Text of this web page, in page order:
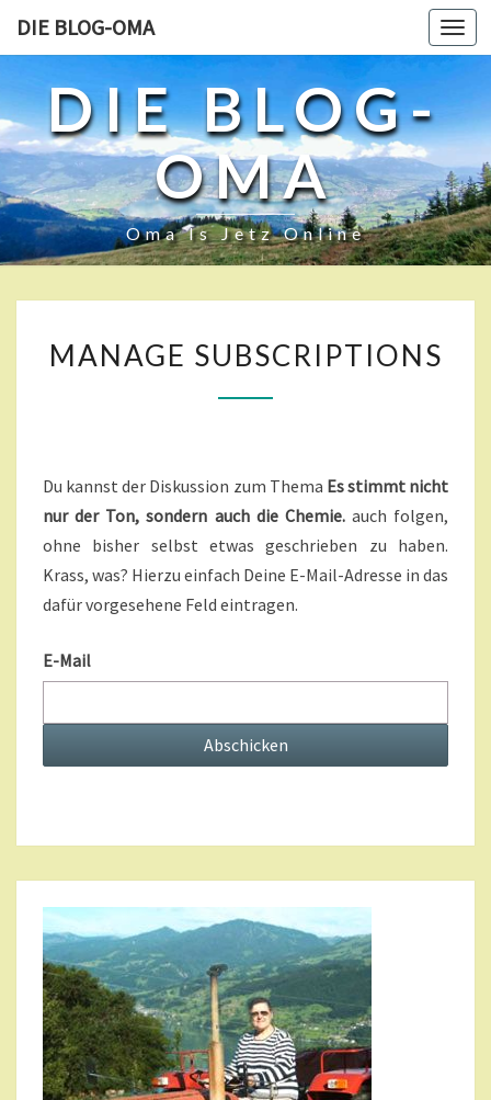
DIE BLOG-OMA
DIE BLOG-
OMA
Oma Is Jetz Online
A
A
U
B
S
C
R
N
S
MANAGE SUBSCRIPTIONS
Du kannst der Diskussion zum Thema Es stimmt nicht
nur der Ton, sondern auch die Chemie.auch folgen,
ohne bisher selbst etwas geschrieben zu haben.
Krass, was? Hierzu einfach Deine E-Mail-Adresse in das
dafür vorgesehene Feld eintragen.
E-Mail